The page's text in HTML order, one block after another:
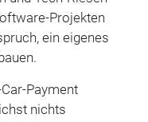
Projekten
ein eigenes
Payment
nichts